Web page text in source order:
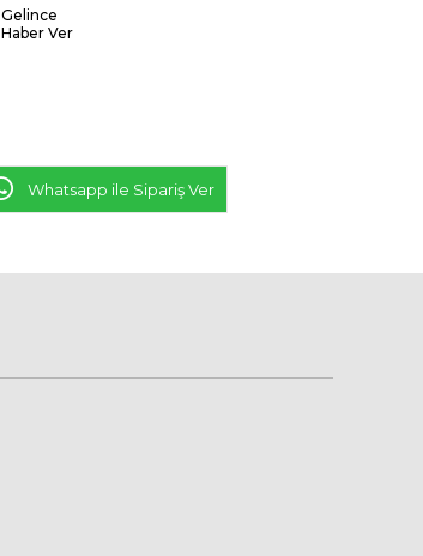
Gelince
Haber Ver
Whatsapp ile Sipariş Ver